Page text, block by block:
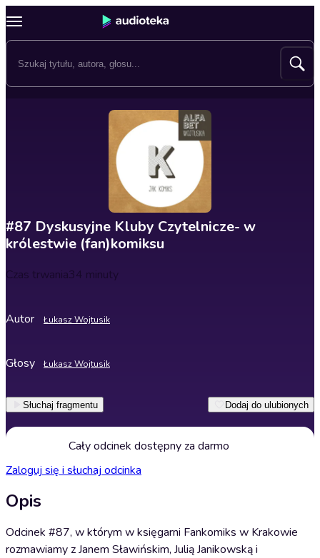
#87 Dyskusyjne Kluby Czytelnicze- w
królestwie (fan)komiksu
Czas trwania34 minuty
Autor Łukasz Wojtusik
Głosy Łukasz Wojtusik
Słuchaj fragmentu Dodaj do ulubionych
Cały odcinek dostępny za darmo
Zaloguj się i słuchaj odcinka
Opis
Odcinek #87, w którym w księgarni Fankomiks w Krakowie
rozmawiamy z Janem Sławińskim, Julią Janikowską i